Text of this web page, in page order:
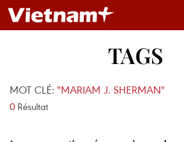
TAGS
MOT CLÉ: "MARIAM J. SHERMAN"
0 Résultat